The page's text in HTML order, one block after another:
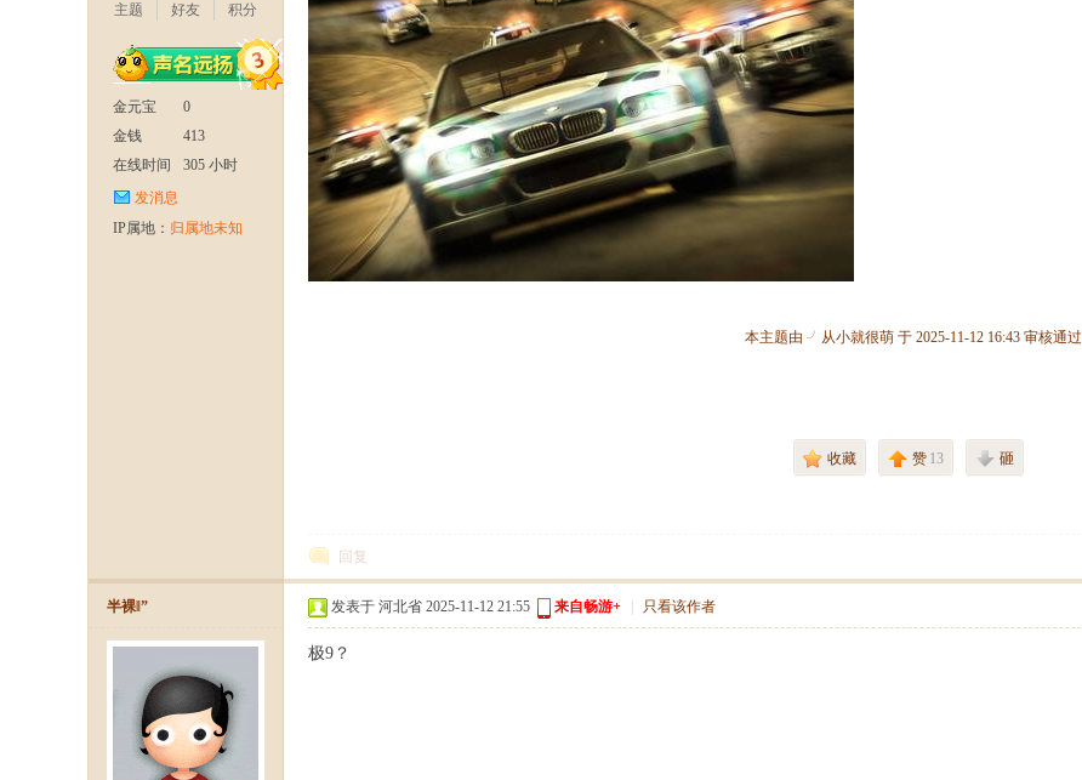
天
主题
好友
积分
金元宝
0
金钱
413
在线时间
305 小时
发消息
IP属地： 归属地未知
本主题由 ╯从小就很萌 于 2025-11-12 16:43 审核通过
收藏 赞 13 砸
回复
半裸‖” 发表于 河北省 2025-11-12 21:55 来自畅游+ 只看该作者
极9？